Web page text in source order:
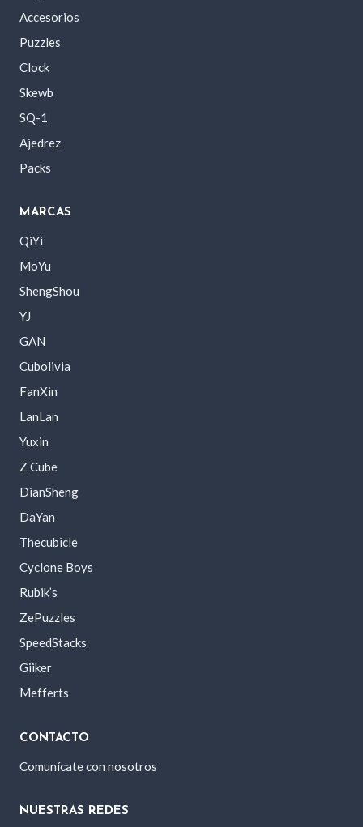
Accesorios
Puzzles
Clock
Skewb
SQ-1
Ajedrez
Packs
MARCAS
QiYi
MoYu
ShengShou
YJ
GAN
Cubolivia
FanXin
LanLan
Yuxin
Z Cube
DianSheng
DaYan
Thecubicle
Cyclone Boys
Rubik’s
ZePuzzles
SpeedStacks
Giiker
Mefferts
CONTACTO
Comunícate con nosotros
NUESTRAS REDES